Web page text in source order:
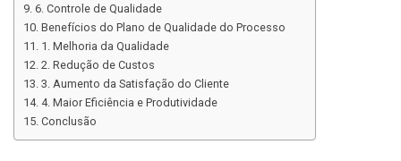
6. Controle de Qualidade
Benefícios do Plano de Qualidade do Processo
1. Melhoria da Qualidade
2. Redução de Custos
3. Aumento da Satisfação do Cliente
4. Maior Eficiência e Produtividade
Conclusão